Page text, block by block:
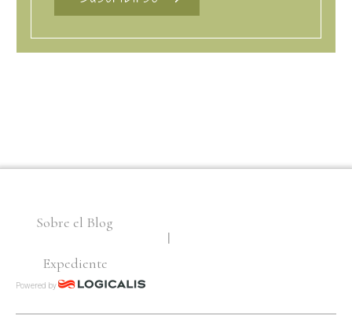
Sobre el Blog
Expediente
Powered by